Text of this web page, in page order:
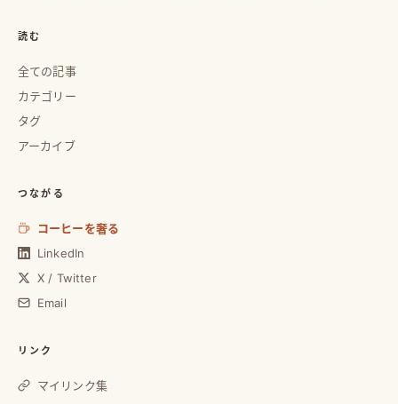
読む
全ての記事
カテゴリー
タグ
アーカイブ
つながる
コーヒーを奢る
LinkedIn
X / Twitter
Email
リンク
マイリンク集